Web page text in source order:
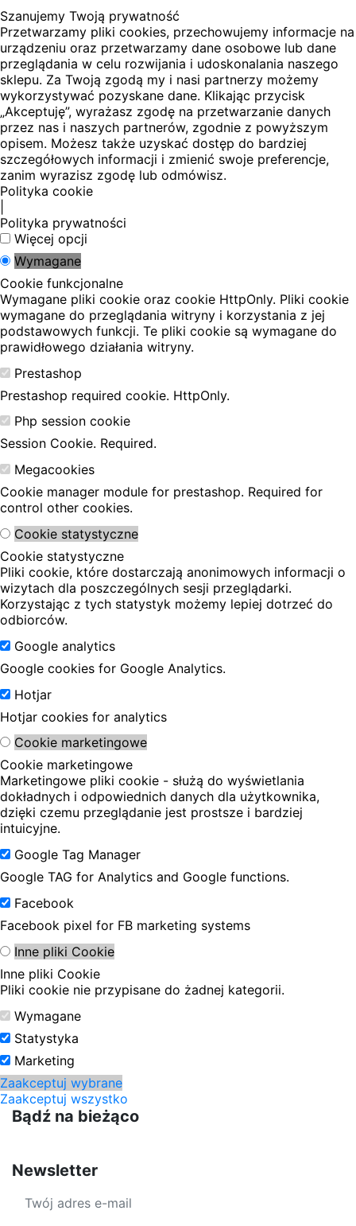
Szanujemy Twoją prywatność
Przetwarzamy pliki cookies, przechowujemy informacje na
urządzeniu oraz przetwarzamy dane osobowe lub dane
przeglądania w celu rozwijania i udoskonalania naszego
sklepu. Za Twoją zgodą my i nasi partnerzy możemy
wykorzystywać pozyskane dane. Klikając przycisk
„Akceptuję”, wyrażasz zgodę na przetwarzanie danych
przez nas i naszych partnerów, zgodnie z powyższym
opisem. Możesz także uzyskać dostęp do bardziej
szczegółowych informacji i zmienić swoje preferencje,
zanim wyrazisz zgodę lub odmówisz.
Polityka cookie
Polityka prywatności
Więcej opcji
Wymagane
Cookie funkcjonalne
Wymagane pliki cookie oraz cookie HttpOnly. Pliki cookie
wymagane do przeglądania witryny i korzystania z jej
podstawowych funkcji. Te pliki cookie są wymagane do
prawidłowego działania witryny.
Prestashop
Prestashop required cookie. HttpOnly.
Php session cookie
Session Cookie. Required.
Megacookies
Cookie manager module for prestashop. Required for
control other cookies.
Cookie statystyczne
Cookie statystyczne
Pliki cookie, które dostarczają anonimowych informacji o
wizytach dla poszczególnych sesji przeglądarki.
Korzystając z tych statystyk możemy lepiej dotrzeć do
odbiorców.
Google analytics
Google cookies for Google Analytics.
Hotjar
Hotjar cookies for analytics
Cookie marketingowe
Cookie marketingowe
Marketingowe pliki cookie - służą do wyświetlania
dokładnych i odpowiednich danych dla użytkownika,
dzięki czemu przeglądanie jest prostsze i bardziej
intuicyjne.
Google Tag Manager
Google TAG for Analytics and Google functions.
Facebook
Facebook pixel for FB marketing systems
Inne pliki Cookie
Inne pliki Cookie
Pliki cookie nie przypisane do żadnej kategorii.
Wymagane
Statystyka
Marketing
Zaakceptuj wybrane
Zaakceptuj wszystko
Bądź na bieżąco
Newsletter